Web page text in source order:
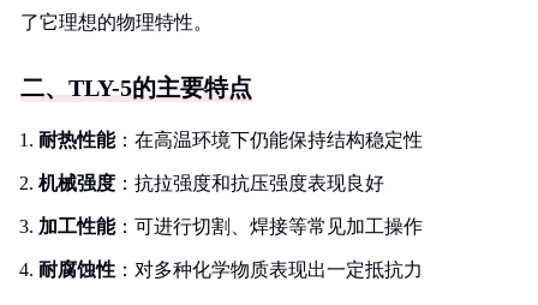
了它理想的物理特性。
二、TLY-5的主要特点
耐热性能：在高温环境下仍能保持结构稳定性
机械强度 ：抗拉强度和抗压强度表现良好
加工性能：可进行切割、焊接等常见加工操作
耐腐蚀性 ：对多种化学物质表现出一定抵抗力